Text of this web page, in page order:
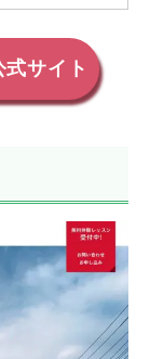
サイト